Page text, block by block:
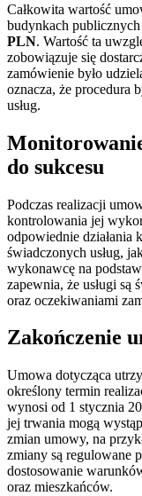
Całkowita wartość
budynkach
PLN. Wartość ta
zobowiązuje się
zamówienie było
oznacza, że procedura
usług.
do sukcesu
Podczas realizacji
kontrolowania jej
odpowiednie działania
świadczonych usług,
wykonawcę na
zapewnia, że usługi są
oraz oczekiwaniami
Zakończenie
Umowa dotycząca
określony termin
wynosi od 1 stycznia
jej trwania mogą
zmian umowy, na
zmiany są regulowane
dostosowanie
oraz mieszkańców.